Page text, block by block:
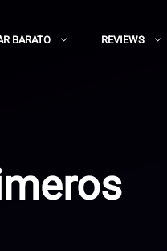
BARATO REVIEWS